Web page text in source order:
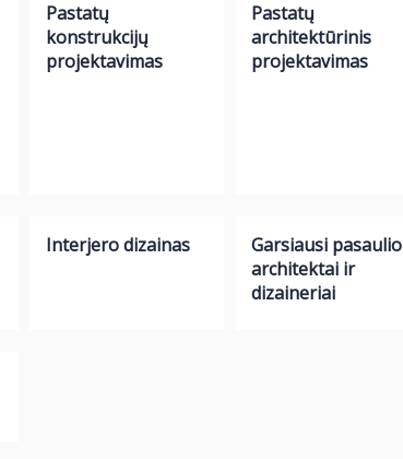
Pastatų
konstrukcijų
projektavimas
Pastatų
architektūrinis
projektavimas
Interjero dizainas
Garsiausi pasaulio
architektai ir
dizaineriai